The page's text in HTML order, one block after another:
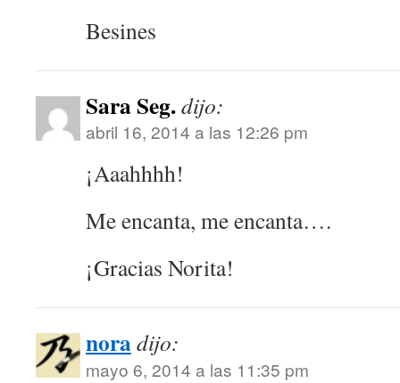
Besines
Sara Seg.dijo:
abril 16, 2014 a las 12:26 pm
¡Aaahhhh!
Me encanta, me encanta….
¡Gracias Norita!
noradijo:
mayo 6, 2014 a las 11:35 pm